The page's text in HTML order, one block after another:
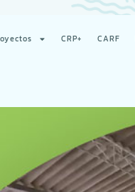
CRP+ CARF